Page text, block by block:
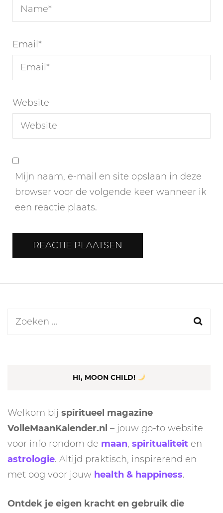
Email *
Website
Mijn naam, e-mail en site opslaan in deze
browser voor de volgende keer wanneer ik
een reactie plaats.
Zoeken
HI, MOON CHILD!
Welkom bij spiritueel magazine
VolleMaanKalender.nl – jouw go-to website
voor info rondom de maan, spiritualiteit en
astrologie. Altijd praktisch, inspirerend en
met oog voor jouw health & happiness.
Ontdek je eigen kracht en gebruik die